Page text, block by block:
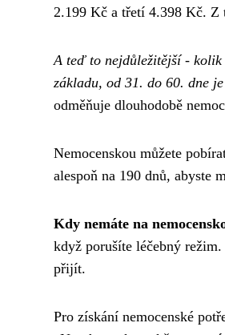
2.199 Kč a třetí 4.398 Kč. Z
A teď to nejdůležitější - kolik
základu, od 31. do 60. dne
odměňuje dlouhodobě
Nemocenskou můžete
alespoň na 190 dnů, abyste
Kdy nemáte na
když porušíte léčebný
přijít.
Pro získání nemocenské